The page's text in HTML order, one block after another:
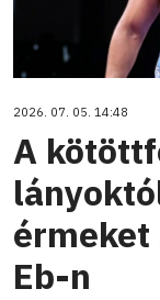
2026. 07. 05. 14:48
A
érmeket
Eb-n